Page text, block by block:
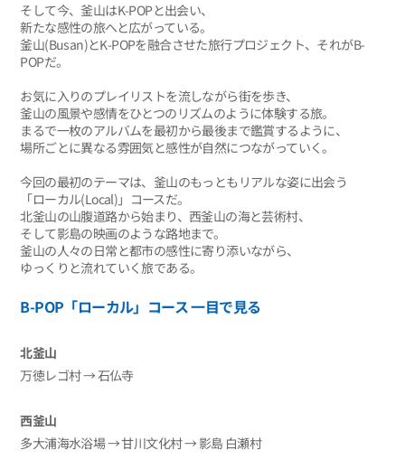
そして今、釜山はK-POPと出会い、
新たな感性の旅へと広がっている。
釜山(Busan)とK-POPを融合させた旅行プロジェクト、それがB-
POPだ。
お気に入りのプレイリストを流しながら街を歩き、
釜山の風景や感情をひとつのリズムのように体験する旅。
まるで一枚のアルバムを最初から最後まで鑑賞するように、
場所ごとに異なる雰囲気と感性が自然につながっていく。
今回の最初のテーマは、釜山のもっともリアルな姿に出会う
「ローカル(Local)」コースだ。
北釜山の山腹道路から始まり、西釜山の海と芸術村、
そして影島の映画のような路地まで。
釜山の人々の日常と都市の感性に寄り添いながら、
ゆっくりと流れていく旅である。
B-POP「ローカル」コース 一目で見る
北釜山
万徳レゴ村 → 石仏寺
西釜山
多大浦海水浴場 → 甘川文化村 → 影島 白瀬村